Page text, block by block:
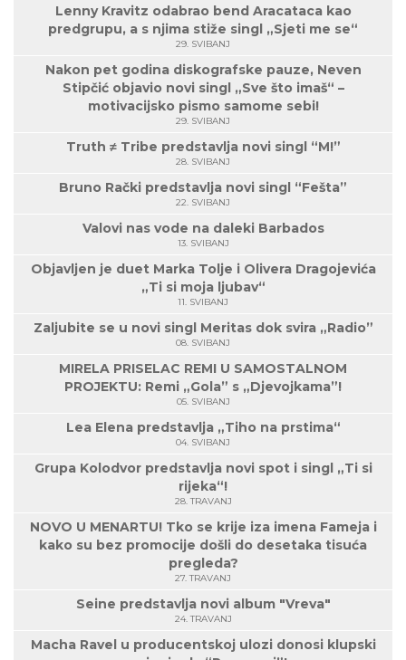
Lenny Kravitz odabrao bend Aracataca kao
predgrupu, a s njima stiže singl „Sjeti me se“
29. SVIBANJ
Nakon pet godina diskografske pauze, Neven
Stipčić objavio novi singl „Sve što imaš“ –
motivacijsko pismo samome sebi!
29. SVIBANJ
Truth ≠ Tribe predstavlja novi singl “M!”
28. SVIBANJ
Bruno Rački predstavlja novi singl “Fešta”
22. SVIBANJ
Valovi nas vode na daleki Barbados
13. SVIBANJ
Objavljen je duet Marka Tolje i Olivera Dragojevića
„Ti si moja ljubav“
11. SVIBANJ
Zaljubite se u novi singl Meritas dok svira „Radio”
08. SVIBANJ
MIRELA PRISELAC REMI U SAMOSTALNOM
PROJEKTU: Remi „Gola” s „Djevojkama”!
05. SVIBANJ
Lea Elena predstavlja „Tiho na prstima“
04. SVIBANJ
Grupa Kolodvor predstavlja novi spot i singl „Ti si
rijeka“!
28. TRAVANJ
NOVO U MENARTU! Tko se krije iza imena Fameja i
kako su bez promocije došli do desetaka tisuća
pregleda?
27. TRAVANJ
Seine predstavlja novi album "Vreva"
24. TRAVANJ
Macha Ravel u producentskoj ulozi donosi klupski